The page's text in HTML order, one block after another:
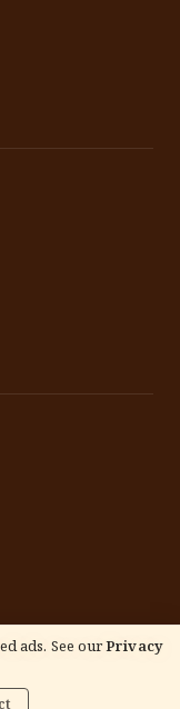
ads. See ourPrivacy
नीति